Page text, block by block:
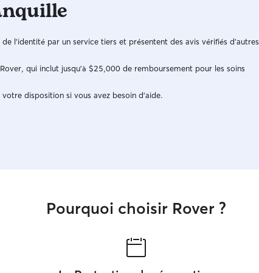
veille à offrir un environnement sûr et
confortable pour chaque animal dont je
chaussée dispose d’une petite terrasse clôturée
peut se détendre et se faire un nid douillet.
être, en respectant leurs habitudes et leurs
l'identité par un service tiers et présentent des avis vérifiés d'autres
qui inclut jusqu'à $25,000 de remboursement pour les soins
disposition si vous avez besoin d'aide.
Pourquoi choisir Rover ?